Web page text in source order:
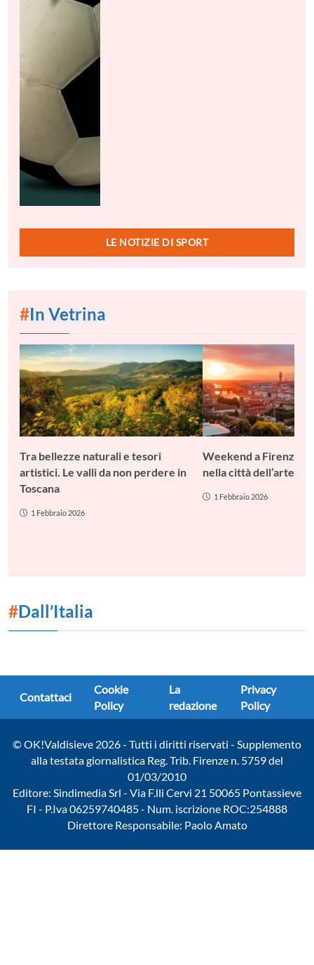
LE NOTIZIE DI SPORT
#In Vetrina
Tra bellezze naturali e tesori
artistici. Le valli da non perdere in
Toscana
1 Febbraio 2026
Weekend a Firenze:
nella città dell’arte
1 Febbraio 2026
#Dall’Italia
Contattaci
Cookie
Policy
La
redazione
Privacy
Policy
© OK!Valdisieve 2026 - Tutti i diritti riservati - Supplemento
alla testata giornalistica Reg. Trib. Firenze n. 5759 del
01/03/2010
Editore: Sindimedia Srl - Via F.lli Cervi 21 50065 Pontassieve
FI - P.Iva 06259740485 - Num. iscrizione ROC:254888
Direttore Responsabile: Paolo Amato